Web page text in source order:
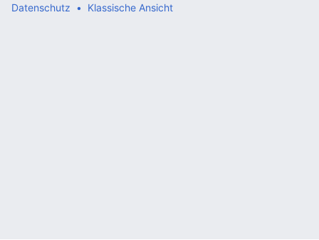
Datenschutz
Klassische Ansicht